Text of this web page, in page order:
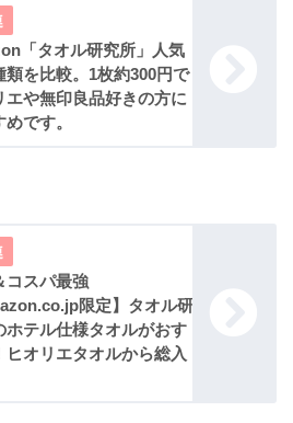
「タオル研究所」人気
類を比較。1枚約300円で
エや無印良品好きの方に
です。
コスパ最強
限定】タオル研
ホテル仕様タオルがおす
ヒオリエタオルから総入